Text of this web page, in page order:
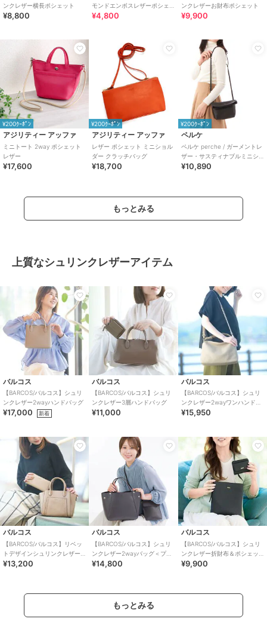
ンクレザー横長ポシェット
¥8,800
モンドエンボスレザーポシェ
ット
¥4,800
ンクレザーお財布ポシェット
¥9,900
¥200ｸｰﾎﾟﾝ
アジリティー アッファ
ミニトート 2way ポシェット
レザー
¥17,600
¥200ｸｰﾎﾟﾝ
アジリティー アッファ
レザー ポシェット ミニショル
ダー クラッチバッグ
¥18,700
¥200ｸｰﾎﾟﾝ
ペルケ
ペルケ perche / ガーメントレ
ザー・サスティナブルミニシ
ョルダー
¥10,890
もっとみる
上質なシュリンクレザーアイテム
バルコス
【BARCOS/バルコス】シュリ
ンクレザー2wayハンドバッグ
¥17,000 新着
バルコス
【BARCOS/バルコス】シュリ
ンクレザー3層ハンドバッグ
¥11,000
バルコス
【BARCOS/バルコス】シュリ
ンクレザー2wayワンハンドバ
ッグ
¥15,950
バルコス
【BARCOS/バルコス】リベッ
トデザインシュリンクレザー
2wayハンドバッグ＆長財布セ
¥13,200
バルコス
【BARCOS/バルコス】シュリ
ンクレザー2wayバッグ＜プレ
ミアム4点セット＞
¥14,800
バルコス
【BARCOS/バルコス】シュリ
ンクレザー折財布＆ポシェッ
ト＜ルーニア＞
¥9,900
もっとみる